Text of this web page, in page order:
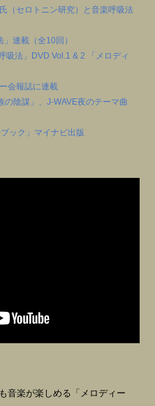
（セロトニン研究）と音楽呼吸法
連載（全10回）
吸法」DVD Vol.1 & 2 「メロディ
会報誌に連載
陰謀」、J-WAVE夜のテーマ曲
ック」マイナビ出版
音楽が楽しめる「メロディー